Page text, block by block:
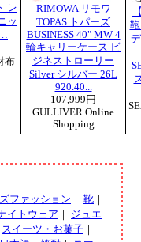
レ
ッ
布
RIMOWA リモワ
TOPAS トパーズ
BUSINESS 40" MW 4
輪キャリーケース ビ
ジネストローリー
Silver シルバー 26L
920.40...
107,999円
GULLIVER Online
Shopping
ファッション ｜ 靴 ｜
イトウェア ｜ ジュエ
スイーツ・お菓子 ｜